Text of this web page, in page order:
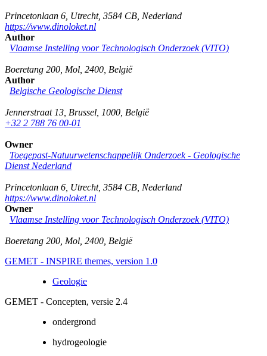
Princetonlaan 6 Utrecht, 3584 CB Nederland
https://www.dinoloket.nl
Author
Vlaamse Instelling voor Technologisch Onderzoek (VITO)
Boeretang 200 Mol 2400 België
Author
Belgische Geologische Dienst
Jennerstraat 13 Brussel 1000 België
+32 2 788 76 00-01
Owner
Toegepast-Natuurwetenschappelijk Onderzoek - Geologische
Dienst Nederland
Princetonlaan 6 Utrecht, 3584 CB Nederland
https://www.dinoloket.nl
Owner
Vlaamse Instelling voor Technologisch Onderzoek (VITO)
Boeretang 200 Mol 2400 België
GEMET - INSPIRE themes, version 1.0
Geologie
GEMET - Concepten, versie 2.4
ondergrond
hydrogeologie